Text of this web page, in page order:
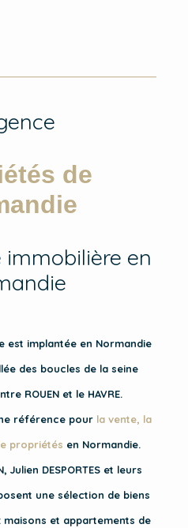
de
immobilière en
est implantée en Normandie
des boucles de la seine
ROUEN et le HAVRE.
référence pour la vente, la
propriétés en Normandie.
Julien DESPORTES et leurs
une sélection de biens
et appartements de